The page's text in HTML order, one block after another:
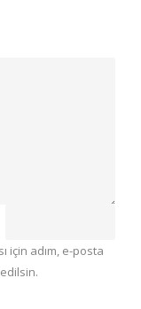
için adım, e-posta